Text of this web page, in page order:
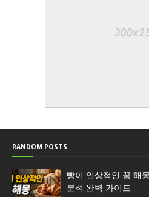
RANDOM POSTS
빵이 인상적인 꿈 해
분석 완벽 가이드